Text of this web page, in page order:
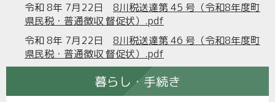
令和 8年 7月22日 8川税送達第 45 号（令和8年度町
県民税・普通徴収 督促状）.pdf
令和 8年 7月22日 8川税送達第 46 号（令和8年度町
県民税・普通徴収 督促状）.pdf
暮らし・手続き